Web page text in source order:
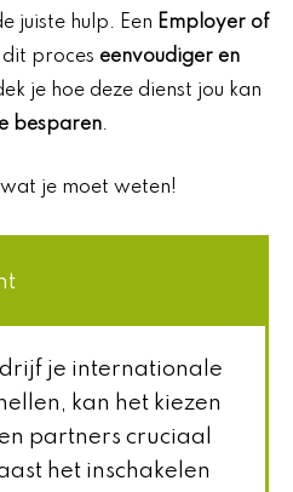
juiste hulp. Een Employer of
proces eenvoudiger en
je hoe deze dienst jou kan
besparen.
je moet weten!
je internationale
kan het kiezen
partners cruciaal
het inschakelen